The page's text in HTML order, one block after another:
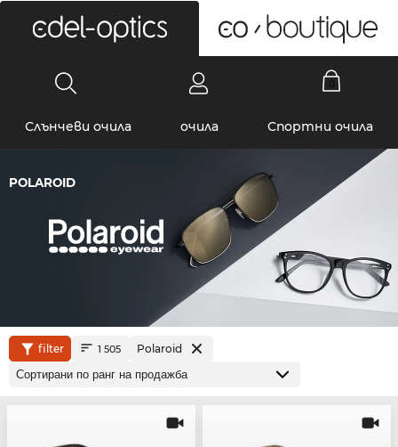
Слънчеви очила очила Спортни очила
POLAROID
filter 1 505 Polaroid